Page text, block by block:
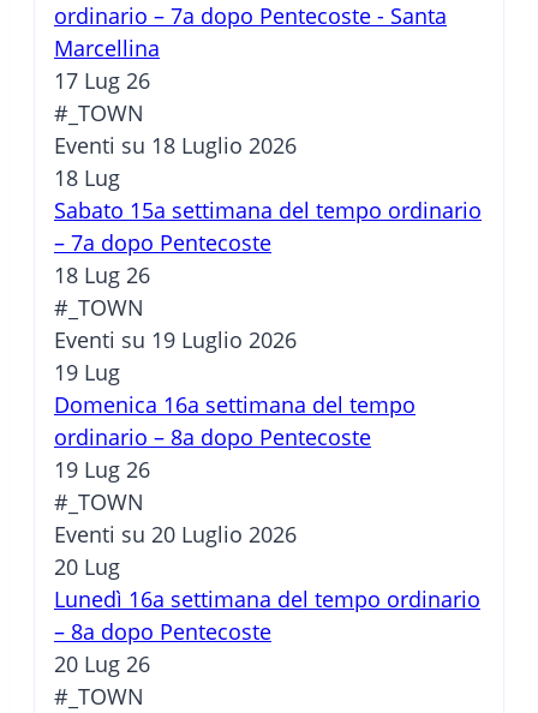
ordinario – 7a dopo Pentecoste - Santa
Marcellina
17 Lug 26
#_TOWN
Eventi su 18 Luglio 2026
18 Lug
Sabato 15a settimana del tempo ordinario
– 7a dopo Pentecoste
18 Lug 26
#_TOWN
Eventi su 19 Luglio 2026
19 Lug
Domenica 16a settimana del tempo
ordinario – 8a dopo Pentecoste
19 Lug 26
#_TOWN
Eventi su 20 Luglio 2026
20 Lug
Lunedì 16a settimana del tempo ordinario
– 8a dopo Pentecoste
20 Lug 26
#_TOWN